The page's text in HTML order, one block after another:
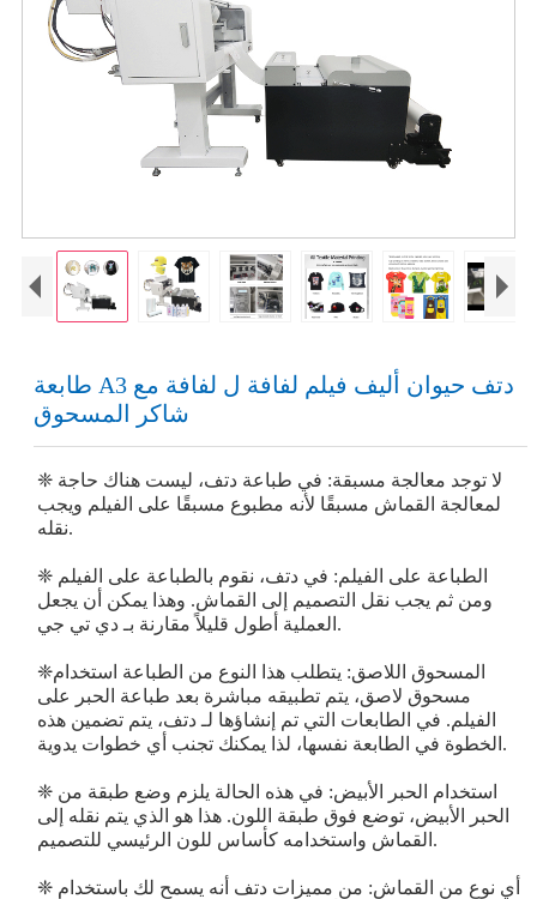
طابعة A3 دتف حيوان أليف فيلم لفافة ل لفافة مع
شاكر المسحوق
❈ لا توجد معالجة مسبقة: في طباعة دتف، ليست هناك حاجة
لمعالجة القماش مسبقًا لأنه مطبوع مسبقًا على الفيلم ويجب
نقله.
❈ الطباعة على الفيلم: في دتف، نقوم بالطباعة على الفيلم
ومن ثم يجب نقل التصميم إلى القماش. وهذا يمكن أن يجعل
العملية أطول قليلاً مقارنة بـ دي تي جي.
❈المسحوق اللاصق: يتطلب هذا النوع من الطباعة استخدام
مسحوق لاصق، يتم تطبيقه مباشرة بعد طباعة الحبر على
الفيلم. في الطابعات التي تم إنشاؤها لـ دتف، يتم تضمين هذه
الخطوة في الطابعة نفسها، لذا يمكنك تجنب أي خطوات يدوية.
❈ استخدام الحبر الأبيض: في هذه الحالة يلزم وضع طبقة من
الحبر الأبيض، توضع فوق طبقة اللون. هذا هو الذي يتم نقله إلى
القماش واستخدامه كأساس للون الرئيسي للتصميم.
❈ أي نوع من القماش: من مميزات دتف أنه يسمح لك باستخدام